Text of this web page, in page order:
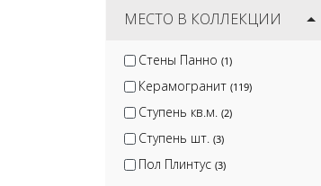
МЕСТО В КОЛЛЕКЦИИ
Стены Панно (1)
Керамогранит (119)
Ступень кв.м. (2)
Ступень шт. (3)
Пол Плинтус (3)